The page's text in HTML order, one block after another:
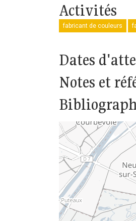
Activités
fabricant de couleurs
Dates
Notes et